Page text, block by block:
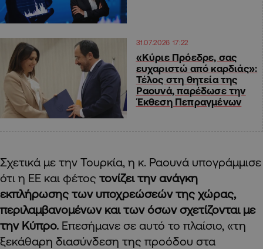
31.07.2026 17:22
«Κύριε Πρόεδρε, σας
ευχαριστώ από καρδιάς»:
Τέλος στη θητεία της
Ραουνά, παρέδωσε την
Έκθεση Πεπραγμένων
Σχετικά με την Τουρκία, η κ. Ραουνά υπογράμμισε
ότι η ΕΕ και φέτος τονίζει την ανάγκη
εκπλήρωσης των υποχρεώσεών της χώρας,
περιλαμβανομένων και των όσων σχετίζονται με
την Κύπρο. Επεσήμανε σε αυτό το πλαίσιο, «τη
ξεκάθαρη διασύνδεση της προόδου στα